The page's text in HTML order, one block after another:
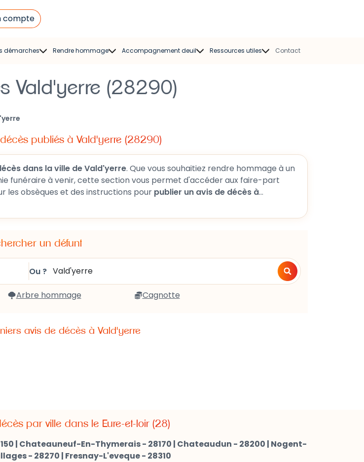
compte
démarches
et lettre-
type
démarches
Solution
de volontés
Rendre hommage
Modèles de
Cadeaux
Accompagnement deuil
Psychologue
Association deuil
Ressources utiles
Livres sur le deuil
Guides pratiques
Contact
Vald'yerre (28290)
publiés à Vald'yerre (28290)
les derniers avis de décès dans la ville de Vald'yerre. Que vous souhaitiez rendre hommage à un
récents. Vous y trouverez aussi des informations détaillées sur les obsèques et des instructions pour publier un avis de décès à
un défunt
Ou ?
Arbre hommage Cagnotte
avis de décès à Vald'yerre
par ville dans le Eure-et-loir (28)
| Chateauneuf-En-Thymerais - 28170 | Chateaudun - 28200 | Nogent-
- 28270 | Fresnay-L'eveque - 28310